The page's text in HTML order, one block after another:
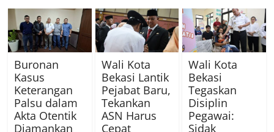
Buronan
Kasus
Keterangan
Palsu dalam
Akta Otentik
Diamankan
Wali Kota
Bekasi Lantik
Pejabat Baru,
Tekankan
ASN Harus
Cepat
Wali Kota
Bekasi
Tegaskan
Disiplin
Pegawai:
Sidak